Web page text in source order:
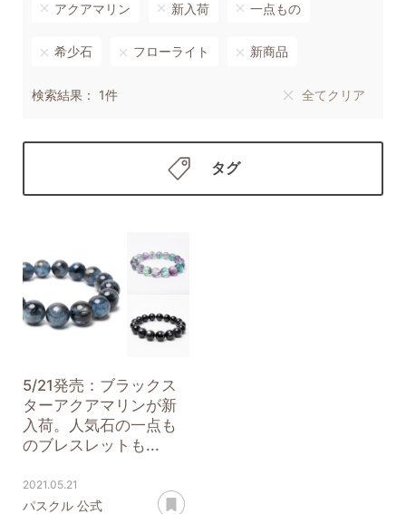
アクアマリン 新入荷 一点もの
希少石 フローライト 新商品
検索結果： 1件 全てクリア
タグ
5/21発売：ブラックス
ターアクアマリンが新
入荷。人気石の一点も
のブレスレットも...
2021.05.21
パスクル 公式